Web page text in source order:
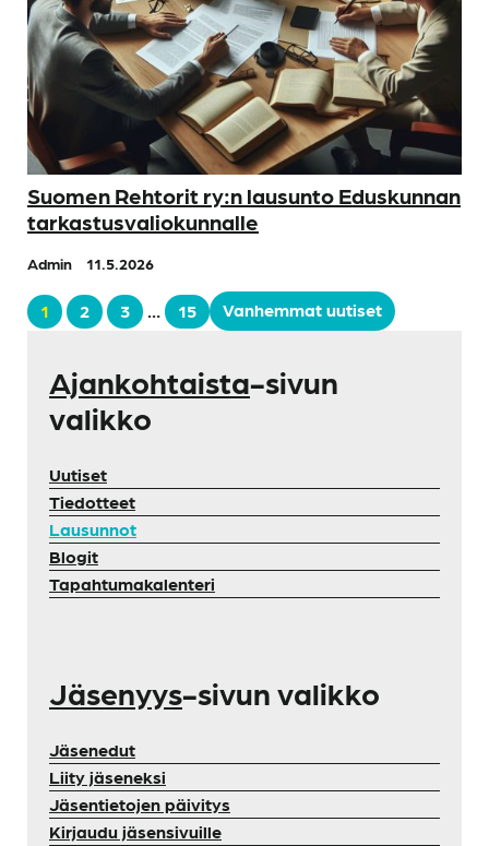
Suomen Rehtorit ry:n lausunto Eduskunnan
tarkastusvaliokunnalle
Admin 11.5.2026
1 2 3 … 15 Vanhemmat uutiset
Ajankohtaista-sivun
valikko
Uutiset
Tiedotteet
Lausunnot
Blogit
Tapahtumakalenteri
Jäsenyys-sivun valikko
Jäsenedut
Liity jäseneksi
Jäsentietojen päivitys
Kirjaudu jäsensivuille